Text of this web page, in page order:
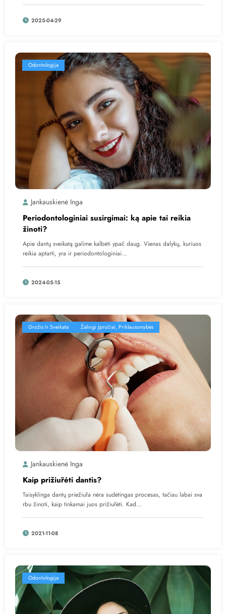
2025-04-29
Odontologija
Jankauskienė Inga
Periodontologiniai susirgimai: ką apie tai reikia
žinoti?
Apie dantų sveikatą galime kalbėti ypač daug. Vienas dalykų, kuriuos
reikia aptarti, yra ir periodontologiniai…
2024-05-15
Grožis Ir Sveikata Žalingi Įpročiai, Priklausomybės
Jankauskienė Inga
Kaip prižiūrėti dantis?
Taisyklinga dantų priežiūra nėra sudėtingas procesas, tačiau labai sva
rbu žinoti, kaip tinkamai juos prižiūrėti. Kad…
2021-11-08
Odontologija